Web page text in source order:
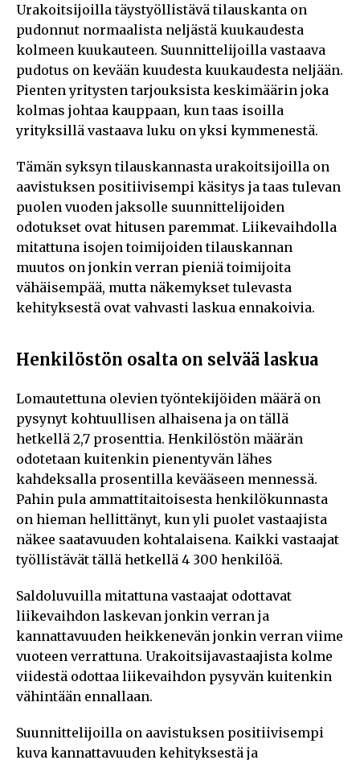
Urakoitsijoilla täystyöllistävä tilauskanta on
pudonnut normaalista neljästä kuukaudesta
kolmeen kuukauteen. Suunnittelijoilla vastaava
pudotus on kevään kuudesta kuukaudesta neljään.
Pienten yritysten tarjouksista keskimäärin joka
kolmas johtaa kauppaan, kun taas isoilla
yrityksillä vastaava luku on yksi kymmenestä.
Tämän syksyn tilauskannasta urakoitsijoilla on
aavistuksen positiivisempi käsitys ja taas tulevan
puolen vuoden jaksolle suunnittelijoiden
odotukset ovat hitusen paremmat. Liikevaihdolla
mitattuna isojen toimijoiden tilauskannan
muutos on jonkin verran pieniä toimijoita
vähäisempää, mutta näkemykset tulevasta
kehityksestä ovat vahvasti laskua ennakoivia.
Henkilöstön osalta on selvää laskua
Lomautettuna olevien työntekijöiden määrä on
pysynyt kohtuullisen alhaisena ja on tällä
hetkellä 2,7 prosenttia. Henkilöstön määrän
odotetaan kuitenkin pienentyvän lähes
kahdeksalla prosentilla kevääseen mennessä.
Pahin pula ammattitaitoisesta henkilökunnasta
on hieman hellittänyt, kun yli puolet vastaajista
näkee saatavuuden kohtalaisena. Kaikki vastaajat
työllistävät tällä hetkellä 4 300 henkilöä.
Saldoluvuilla mitattuna vastaajat odottavat
liikevaihdon laskevan jonkin verran ja
kannattavuuden heikkenevän jonkin verran viime
vuoteen verrattuna. Urakoitsijavastaajista kolme
viidestä odottaa liikevaihdon pysyvän kuitenkin
vähintään ennallaan.
Suunnittelijoilla on aavistuksen positiivisempi
kuva kannattavuuden kehityksestä ja